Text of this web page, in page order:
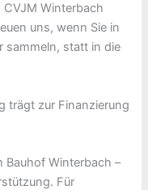
Winterbach
uns, wenn Sie in
sammeln, statt in die
trägt zur Finanzierung
Bauhof Winterbach –
Für